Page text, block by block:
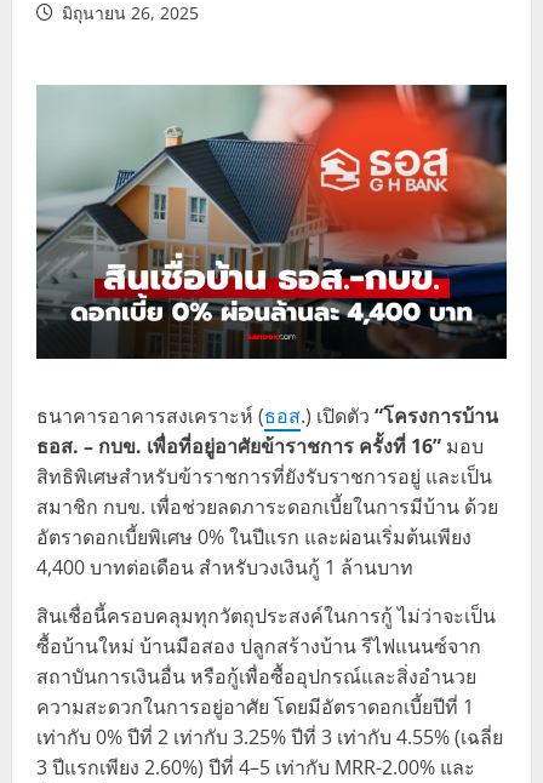
มิถุนายน 26, 2025
ธนาคารอาคารสงเคราะห์ (ธอส.) เปิดตัว “โครงการบ้าน
ธอส. – กบข. เพื่อที่อยู่อาศัยข้าราชการ ครั้งที่ 16” มอบ
สิทธิพิเศษสำหรับข้าราชการที่ยังรับราชการอยู่ และเป็น
สมาชิก กบข. เพื่อช่วยลดภาระดอกเบี้ยในการมีบ้าน ด้วย
อัตราดอกเบี้ยพิเศษ 0% ในปีแรก และผ่อนเริ่มต้นเพียง
4,400 บาทต่อเดือน สำหรับวงเงินกู้ 1 ล้านบาท
สินเชื่อนี้ครอบคลุมทุกวัตถุประสงค์ในการกู้ ไม่ว่าจะเป็น
ซื้อบ้านใหม่ บ้านมือสอง ปลูกสร้างบ้าน รีไฟแนนซ์จาก
สถาบันการเงินอื่น หรือกู้เพื่อซื้ออุปกรณ์และสิ่งอำนวย
ความสะดวกในการอยู่อาศัย โดยมีอัตราดอกเบี้ยปีที่ 1
เท่ากับ 0% ปีที่ 2 เท่ากับ 3.25% ปีที่ 3 เท่ากับ 4.55% (เฉลี่ย
3 ปีแรกเพียง 2.60%) ปีที่ 4–5 เท่ากับ MRR-2.00% และ